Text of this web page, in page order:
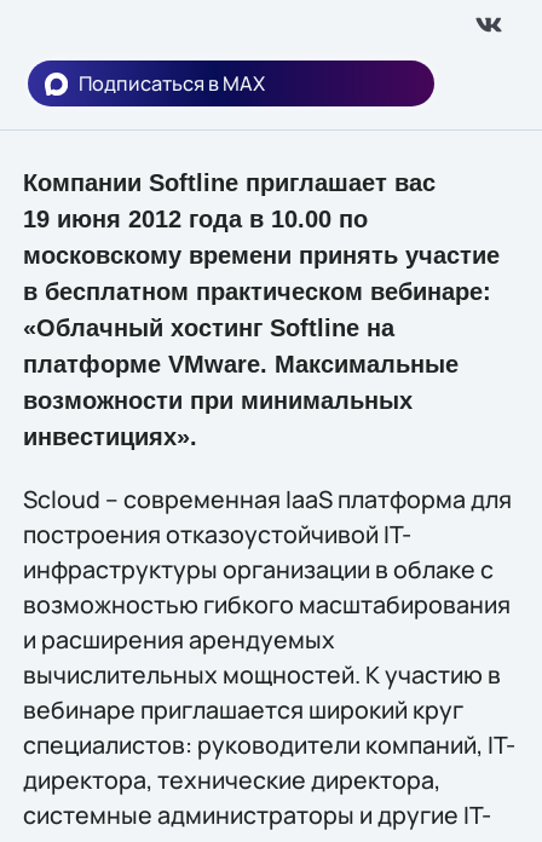
Подписаться в MAX
Компании Softline приглашает вас
19 июня 2012 года в 10.00 по
московскому времени принять участие
в бесплатном практическом вебинаре:
«Облачный хостинг Softline на
платформе VMware. Максимальные
возможности при минимальных
инвестициях».
Scloud – современная IaaS платформа для
построения отказоустойчивой IT-
инфраструктуры организации в облаке с
возможностью гибкого масштабирования
и расширения арендуемых
вычислительных мощностей. К участию в
вебинаре приглашается широкий круг
специалистов: руководители компаний, IT-
директора, технические директора,
системные администраторы и другие IT-